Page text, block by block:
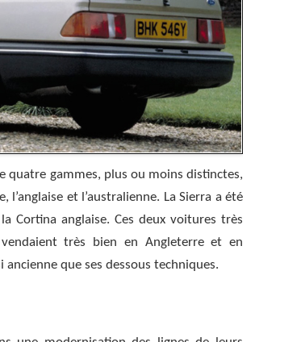
quatre gammes, plus ou moins distinctes,
et l’australienne. La Sierra a été
Cortina anglaise. Ces deux voitures très
très bien en Angleterre et en
que ses dessous techniques.